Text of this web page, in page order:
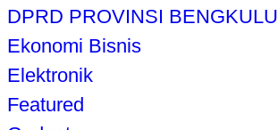
DPRD PROVINSI BENGKULU
Ekonomi Bisnis
Elektronik
Featured